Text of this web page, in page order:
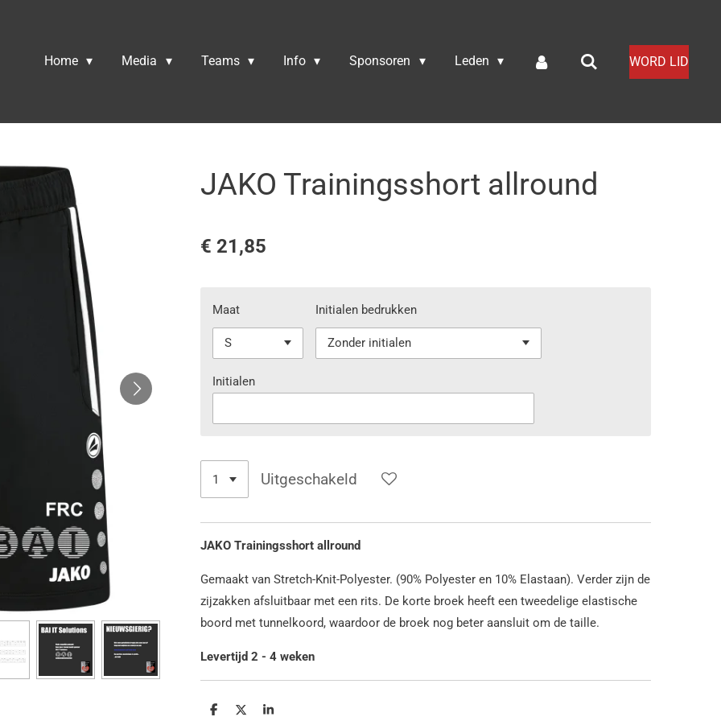
Home Media Teams Info Sponsoren Leden WORD LID
JAKO Trainingsshort allround
€ 21,85
Maat Initialen bedrukken
Initialen
Uitgeschakeld
JAKO Trainingsshort allround
Gemaakt van Stretch-Knit-Polyester. (90% Polyester en 10% Elastaan). Verder zijn de
zijzakken afsluitbaar met een rits. De korte broek heeft een tweedelige elastische
boord met tunnelkoord, waardoor de broek nog beter aansluit om de taille.
Levertijd 2 - 4 weken
D
D
S